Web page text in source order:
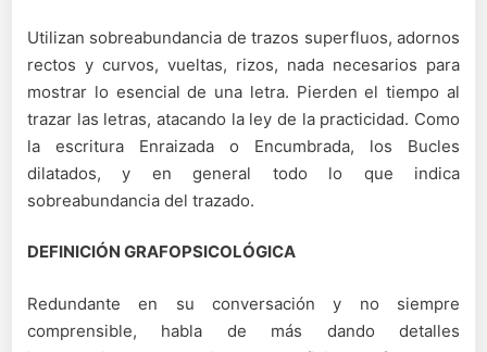
Utilizan sobreabundancia de trazos superfluos, adornos
rectos y curvos, vueltas, rizos, nada necesarios para
mostrar lo esencial de una letra. Pierden el tiempo al
trazar las letras, atacando la ley de la practicidad. Como
la escritura Enraizada o Encumbrada, los Bucles
dilatados, y en general todo lo que indica
sobreabundancia del trazado.
DEFINICIÓN GRAFOPSICOLÓGICA
Redundante en su conversación y no siempre
comprensible, habla de más dando detalles